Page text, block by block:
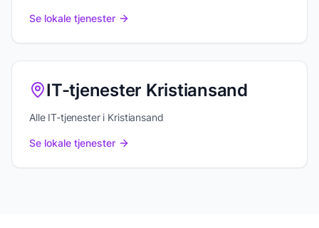
Se lokale tjenester
IT-tjenester Kristiansand
Alle IT-tjenester i Kristiansand
Se lokale tjenester